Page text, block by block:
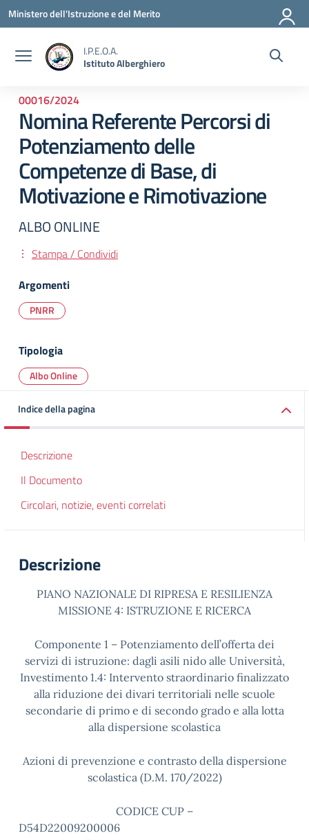
Vai ai contenuti
Vai al menu di navigazione
Vai al footer
Ministero dell'Istruzione e del Merito
I.P.E.O.A.
Istituto Alberghiero
00016/2024
Nomina Referente Percorsi di
Potenziamento delle
Competenze di Base, di
Motivazione e Rimotivazione
ALBO ONLINE
Stampa / Condividi
Argomenti
PNRR
Tipologia
Albo Online
Indice della pagina
Descrizione
Il Documento
Circolari, notizie, eventi correlati
Descrizione
PIANO NAZIONALE DI RIPRESA E RESILIENZA
MISSIONE 4: ISTRUZIONE E RICERCA
Componente 1 – Potenziamento dell’offerta dei
servizi di istruzione: dagli asili nido alle Università,
Investimento 1.4: Intervento straordinario finalizzato
alla riduzione dei divari territoriali nelle scuole
secondarie di primo e di secondo grado e alla lotta
alla dispersione scolastica
Azioni di prevenzione e contrasto della dispersione
scolastica (D.M. 170/2022)
CODICE CUP –